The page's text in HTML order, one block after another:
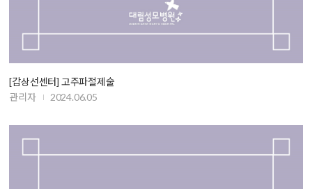
[갑상선센터] 고주파절제술
관리자
2024.06.05